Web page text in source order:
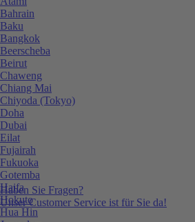
Haben Sie Fragen?
Unser Customer Service ist für Sie da!
Bahrain
Baku
Bangkok
Beerscheba
Beirut
Chaweng
Chiang Mai
Chiyoda (Tokyo)
Doha
Dubai
Eilat
Fujairah
Fukuoka
Gotemba
Haifa
Hokuto
Hua Hin